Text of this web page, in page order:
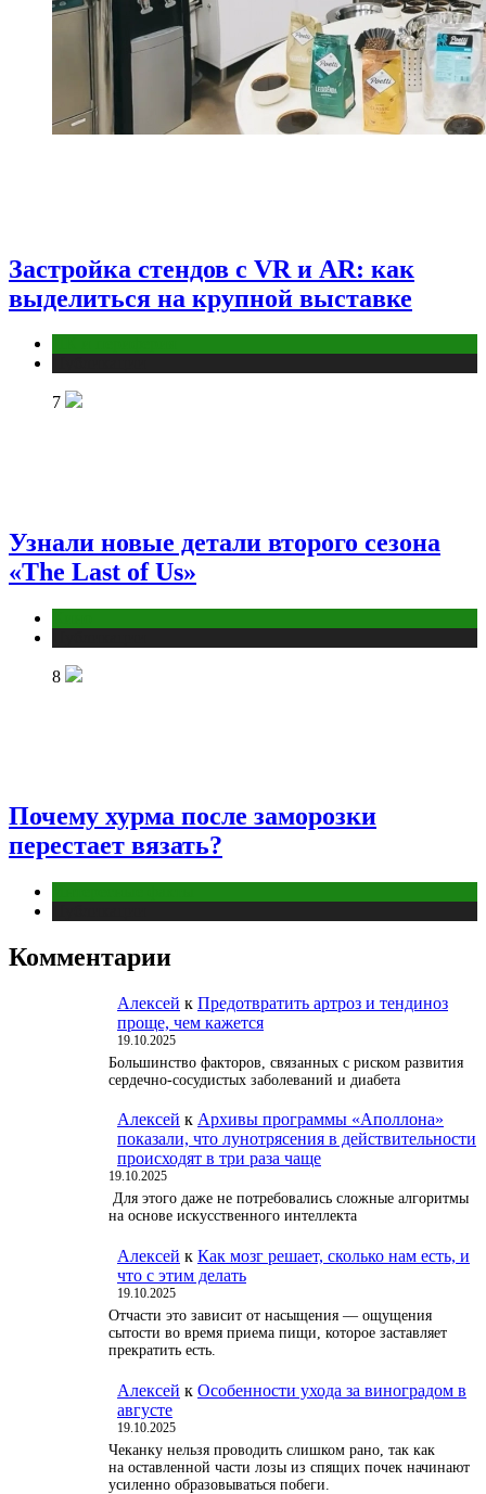
Застройка стендов с VR и AR: как
выделиться на крупной выставке
7
Узнали новые детали второго сезона
«The Last of Us»
8
Почему хурма после заморозки
перестает вязать?
Комментарии
Алексей к Предотвратить артроз и тендиноз
проще, чем кажется
19.10.2025
Большинство факторов, связанных с риском развития
сердечно-сосудистых заболеваний и диабета
Алексей к Архивы программы «Аполлона»
показали, что лунотрясения в действительности
происходят в три раза чаще
19.10.2025
Для этого даже не потребовались сложные алгоритмы
на основе искусственного интеллекта
Алексей к Как мозг решает, сколько нам есть, и
что с этим делать
19.10.2025
Отчасти это зависит от насыщения — ощущения
сытости во время приема пищи, которое заставляет
прекратить есть.
Алексей к Особенности ухода за виноградом в
августе
19.10.2025
Чеканку нельзя проводить слишком рано, так как
на оставленной части лозы из спящих почек начинают
усиленно образовываться побеги.